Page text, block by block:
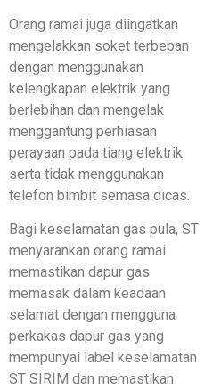
Orang ramai juga diingatkan
mengelakkan soket terbeban
dengan menggunakan
kelengkapan elektrik yang
berlebihan dan mengelak
menggantung perhiasan
perayaan pada tiang elektrik
serta tidak menggunakan
telefon bimbit semasa dicas.
Bagi keselamatan gas pula, ST
menyarankan orang ramai
memastikan dapur gas
memasak dalam keadaan
selamat dengan mengguna
perkakas dapur gas yang
mempunyai label keselamatan
ST SIRIM dan memastikan